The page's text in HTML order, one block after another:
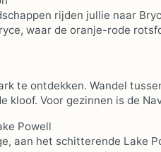
rijden jullie naar
waar de oranje-rode
te ontdekken. Wandel
kloof. Voor gezinnen is de
Powell
aan het schitterende Lake